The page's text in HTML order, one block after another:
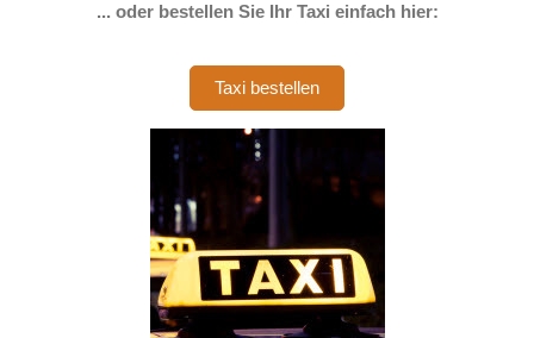
... oder bestellen Sie Ihr Taxi einfach hier:
Taxi bestellen